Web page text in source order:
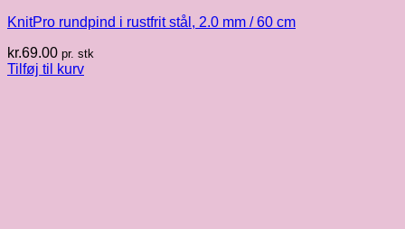
KnitPro rundpind i rustfrit stål, 2.0 mm / 60 cm
kr.69.00 pr. stk
Tilføj til kurv